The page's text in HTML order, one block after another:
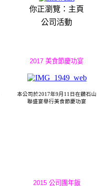
你正瀏覽：主頁
公司活動
2017 美食節慶功宴
本公司於2017年9月11日在鑽石山
聯盛宴舉行美食節慶功宴
2015 公司團年飯